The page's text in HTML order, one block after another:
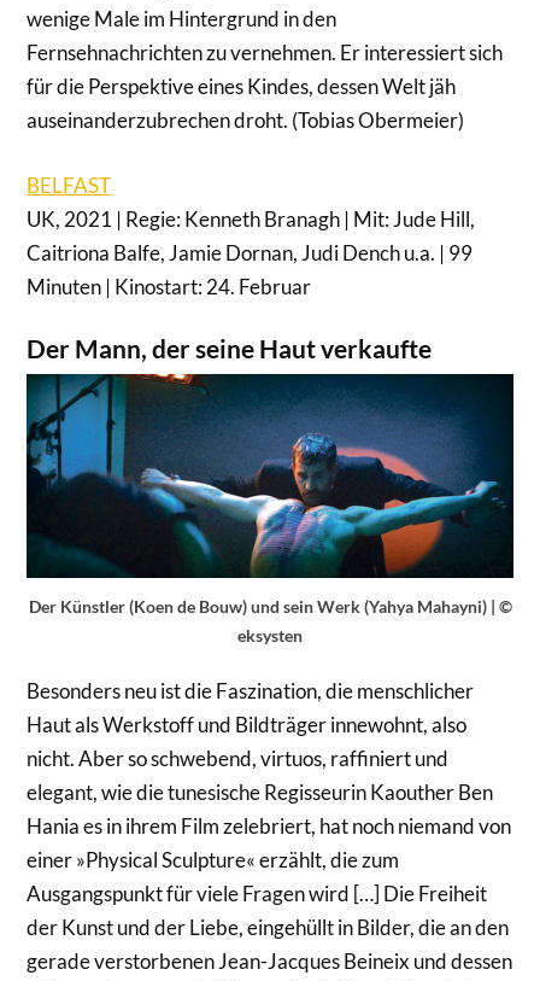
wenige Male im Hintergrund in den
Fernsehnachrichten zu vernehmen. Er interessiert sich
für die Perspektive eines Kindes, dessen Welt jäh
auseinanderzubrechen droht. (Tobias Obermeier)
BELFAST
UK, 2021 | Regie: Kenneth Branagh | Mit: Jude Hill,
Caitriona Balfe, Jamie Dornan, Judi Dench u.a. | 99
Minuten | Kinostart: 24. Februar
Der Mann, der seine Haut verkaufte
Der Künstler (Koen de Bouw) und sein Werk (Yahya Mahayni) | ©
eksysten
Besonders neu ist die Faszination, die menschlicher
Haut als Werkstoff und Bildträger innewohnt, also
nicht. Aber so schwebend, virtuos, raffiniert und
elegant, wie die tunesische Regisseurin Kaouther Ben
Hania es in ihrem Film zelebriert, hat noch niemand von
einer »Physical Sculpture« erzählt, die zum
Ausgangspunkt für viele Fragen wird […] Die Freiheit
der Kunst und der Liebe, eingehüllt in Bilder, die an den
gerade verstorbenen Jean-Jacques Beineix und dessen